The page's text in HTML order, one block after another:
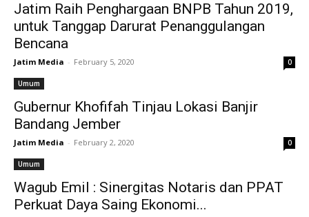
Jatim Raih Penghargaan BNPB Tahun 2019,
untuk Tanggap Darurat Penanggulangan
Bencana
Jatim Media - February 5, 2020 0
Umum
Gubernur Khofifah Tinjau Lokasi Banjir
Bandang Jember
Jatim Media - February 2, 2020 0
Umum
Wagub Emil : Sinergitas Notaris dan PPAT
Perkuat Daya Saing Ekonomi...